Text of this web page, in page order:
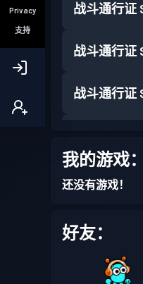
Privacy
支持
战斗通行证
战斗通行证
战斗通行证
我的游戏：
还没有游戏！
好友：